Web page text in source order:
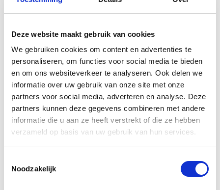
Deze website maakt gebruik van cookies
We gebruiken cookies om content en advertenties te
personaliseren, om functies voor social media te bieden
en om ons websiteverkeer te analyseren. Ook delen we
informatie over uw gebruik van onze site met onze
partners voor social media, adverteren en analyse. Deze
partners kunnen deze gegevens combineren met andere
informatie die u aan ze heeft verstrekt of die ze hebben
verzameld op basis van uw gebruik van hun services.
Noodzakelijk
Glazen schuifdeur met vuurtorenmotief:
Maritieme flair
Frisse zeelucht, een fijn strand en een stevige bries: Wie
van demaritieme lookhoudt, kan niet om de glazen
schuifdeur met vuurtorenmotief heen. Op deze glazen
deur is als lasermotief eenvuurtoren in XL-formaat
gedrukt. Dit is een eenvoudige manier om in elke kamer
een vakkundige blikvanger te creëren. Glazen
schuifdeuren hebben verschillende voordelen.
Enerzijds laten ze veel licht in de kamer en anderzijds
nemen ze niet veel ruimte in beslag. Terwijl
Wat weegt een glazen deur?